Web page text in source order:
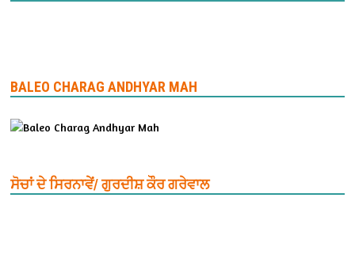
BALEO CHARAG ANDHYAR MAH
ਸੋਚਾਂ ਦੇ ਸਿਰਨਾਵੇਂ/ ਗੁਰਦੀਸ਼ ਕੌਰ ਗਰੇਵਾਲ